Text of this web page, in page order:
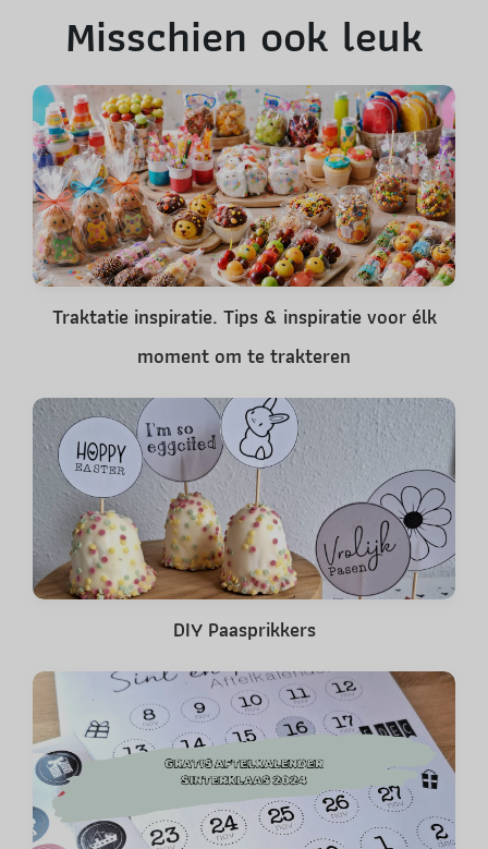
Misschien ook leuk
Traktatie inspiratie. Tips & inspiratie voor élk
moment om te trakteren
DIY Paasprikkers